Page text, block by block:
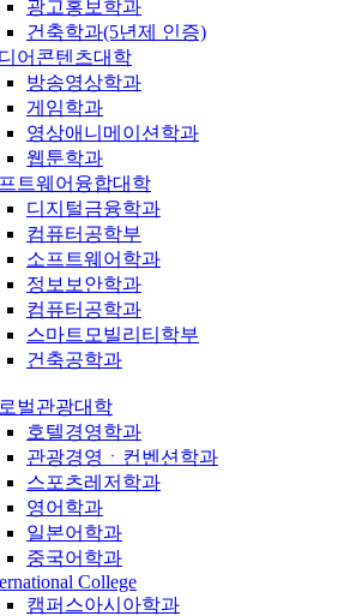
광고홍보학과
건축학과(5년제 인증)
어콘텐츠대학
방송영상학과
게임학과
영상애니메이션학과
웹툰학과
트웨어융합대학
디지털금융학과
컴퓨터공학부
소프트웨어학과
정보보안학과
컴퓨터공학과
스마트모빌리티학부
건축공학과
벌관광대학
호텔경영학과
관광경영ㆍ컨벤션학과
스포츠레저학과
영어학과
일본어학과
중국어학과
College
캠퍼스아시아학과